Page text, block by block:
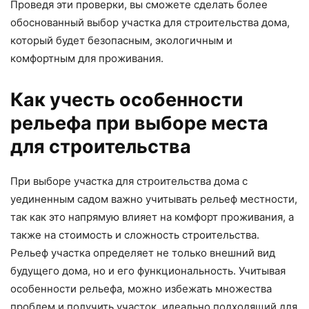
Проведя эти проверки, вы сможете сделать более
обоснованный выбор участка для строительства дома,
который будет безопасным, экологичным и
комфортным для проживания.
Как учесть особенности
рельефа при выборе места
для строительства
При выборе участка для строительства дома с
уединенным садом важно учитывать рельеф местности,
так как это напрямую влияет на комфорт проживания, а
также на стоимость и сложность строительства.
Рельеф участка определяет не только внешний вид
будущего дома, но и его функциональность. Учитывая
особенности рельефа, можно избежать множества